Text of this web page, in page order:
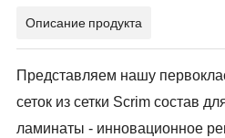
Описание продукта
Представляем нашу
сеток из сетки Scrim состав
ламинаты - инновационное